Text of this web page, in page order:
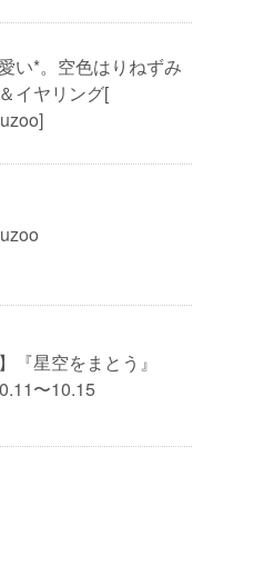
い*。空色はりねずみ
イヤリング[
『星空をまとう』
〜10.15